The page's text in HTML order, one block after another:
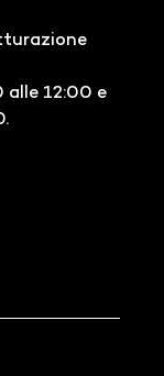
alle 12:00 e